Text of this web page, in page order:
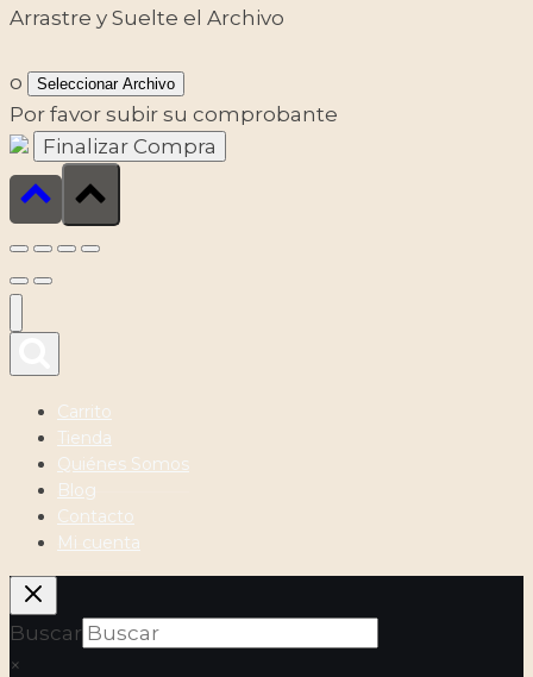
Arrastre y Suelte el Archivo
o Seleccionar Archivo
Por favor subir su comprobante
Carrito
Tienda
Quiénes Somos
Blog
Contacto
Mi cuenta
Buscar
×